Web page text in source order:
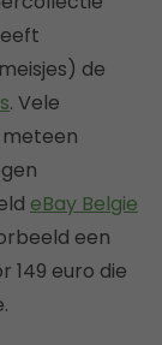
de
. Vele
eBay Belgie
een
149 euro die